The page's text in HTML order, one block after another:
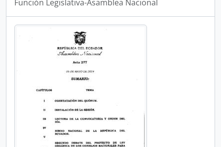
Función Legislativa-Asamblea Nacional